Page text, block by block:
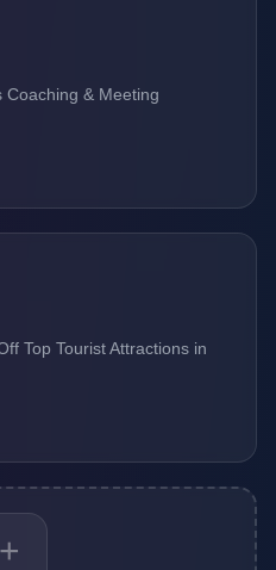
Coaching & Meeting
Top Tourist Attractions in
+